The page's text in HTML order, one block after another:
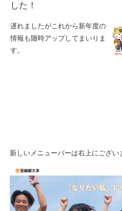
した！
遅れましたがこれから新年度の
情報も随時アップしてまいりま
す。
新しいメニューバーは右上にござい